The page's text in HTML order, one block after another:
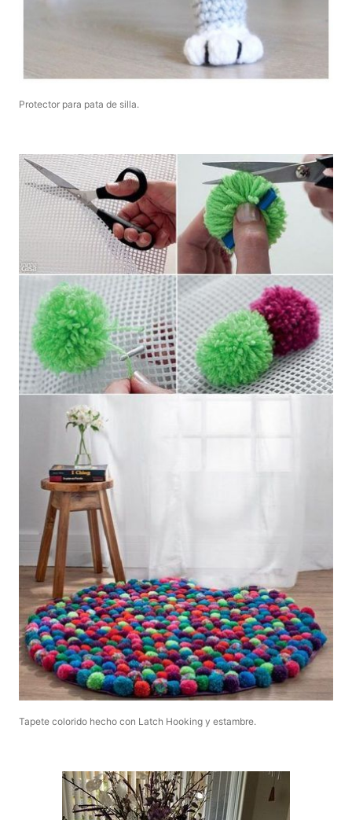
Protector para pata de silla.
Tapete colorido hecho con Latch Hooking y estambre.